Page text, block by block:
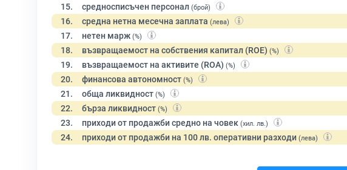
15. средносписъчен персонал (брой)
16. средна нетна месечна заплата (лева)
17. нетен марж (%)
18. възвращаемост на собствения капитал (ROE) (%)
19. възвращаемост на активите (ROA) (%)
20. финансова автономност (%)
21. обща ликвидност (%)
22. бърза ликвидност (%)
23. приходи от продажби средно на човек (хил. лв.)
24. приходи от продажби на 100 лв. оперативни разходи (лева)